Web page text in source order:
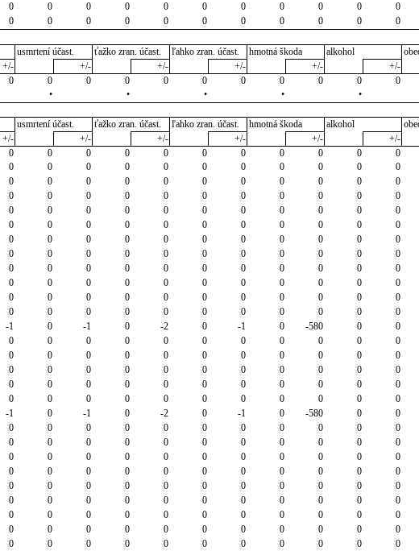
0 0 0 0 0 0 0 0 0 0 0
0 0 0 0 0 0 0 0 0 0 0
usmrtení účast. ťažko zran. účast. ľahko zran. účast. hmotná škoda alkohol
+/-
+/- +/- +/- +/- +/-
0 0 0 0 0 0 0 0 0 0 0
• • • • •
usmrtení účast. ťažko zran. účast. ľahko zran. účast. hmotná škoda alkohol
+/-
+/- +/- +/- +/- +/-
0 0 0 0 0 0 0 0 0 0 0
0 0 0 0 0 0 0 0 0 0 0
0 0 0 0 0 0 0 0 0 0 0
0 0 0 0 0 0 0 0 0 0 0
0 0 0 0 0 0 0 0 0 0 0
0 0 0 0 0 0 0 0 0 0 0
0 0 0 0 0 0 0 0 0 0 0
0 0 0 0 0 0 0 0 0 0 0
0 0 0 0 0 0 0 0 0 0 0
0 0 0 0 0 0 0 0 0 0 0
0 0 0 0 0 0 0 0 0 0 0
0 0 0 0 0 0 0 0 0 0 0
-1 0 -1 0 -2 0 -1 0 -580 0 0
0 0 0 0 0 0 0 0 0 0 0
0 0 0 0 0 0 0 0 0 0 0
0 0 0 0 0 0 0 0 0 0 0
0 0 0 0 0 0 0 0 0 0 0
0 0 0 0 0 0 0 0 0 0 0
-1 0 -1 0 -2 0 -1 0 -580 0 0
0 0 0 0 0 0 0 0 0 0 0
0 0 0 0 0 0 0 0 0 0 0
0 0 0 0 0 0 0 0 0 0 0
0 0 0 0 0 0 0 0 0 0 0
0 0 0 0 0 0 0 0 0 0 0
0 0 0 0 0 0 0 0 0 0 0
0 0 0 0 0 0 0 0 0 0 0
0 0 0 0 0 0 0 0 0 0 0
0 0 0 0 0 0 0 0 0 0 0